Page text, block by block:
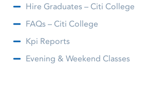
Hire Graduates – Citi College
FAQs – Citi College
Kpi Reports
Evening & Weekend Classes